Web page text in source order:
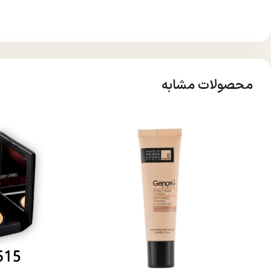
محصولات مشابه